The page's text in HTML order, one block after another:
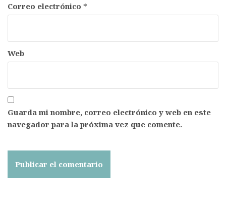
Correo electrónico *
Web
Guarda mi nombre, correo electrónico y web en este
navegador para la próxima vez que comente.